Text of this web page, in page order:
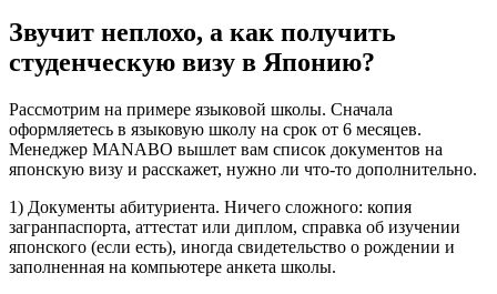
Звучит неплохо, а как получить
студенческую визу в Японию?
Рассмотрим на примере языковой школы. Сначала
оформляетесь в языковую школу на срок от 6 месяцев.
Менеджер MANABO вышлет вам список документов на
японскую визу и расскажет, нужно ли что-то дополнительно.
1) Документы абитуриента. Ничего сложного: копия
загранпаспорта, аттестат или диплом, справка об изучении
японского (если есть), иногда свидетельство о рождении и
заполненная на компьютере анкета школы.